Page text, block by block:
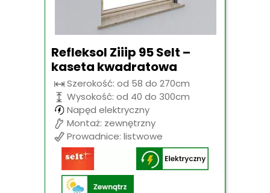
Refleksol Ziiip 95 Selt –
kaseta kwadratowa
Szerokość: od 58 do 270cm
Wysokość: od 40 do 300cm
Napęd elektryczny
Montaż: zewnętrzny
Prowadnice: listwowe